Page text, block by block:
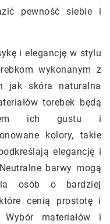
pewność siebie i
i elegancję w stylu
wykonanym z
jak skóra naturalna
torebek będą
ich gustu i
kolory, takie
elegancję i
barwy mogą
osób o bardziej
cenią prostotę i
materiałów i